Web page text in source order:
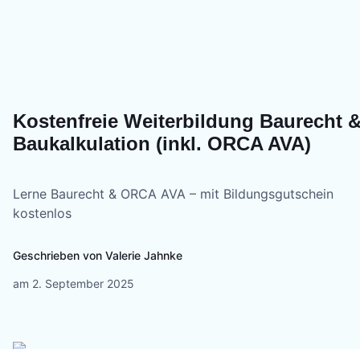
Kostenfreie Weiterbildung Baurecht
Baukalkulation (inkl. ORCA AVA)
Lerne Baurecht & ORCA AVA – mit Bildungsgutschein
kostenlos
Geschrieben von Valerie Jahnke
am 2. September 2025